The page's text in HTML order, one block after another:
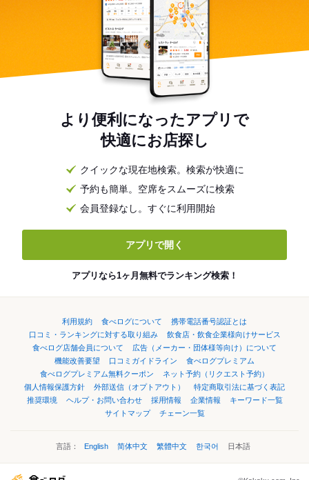
より便利になったアプリで
快適にお店探し
クイックな現在地検索。検索が快適に
予約も簡単。空席をスムーズに検索
会員登録なし。すぐに利用開始
アプリで開く
アプリなら1ヶ月無料でランキング検索！
利用規約 食べログについて
携帯電話番号認証とは
口コミ・ランキングに対する取り組み
飲食店・飲食企業様向けサービス
食べログ店舗会員について
広告（メーカー・団体様等向け）について
機能改善要望
口コミガイドライン
食べログプレミアム
食べログプレミアム無料クーポン
ネット予約（リクエスト予約）
個人情報保護方針
外部送信（オプトアウト）
特定商取引法に基づく表記
推奨環境
ヘルプ・お問い合わせ 採用情報 企業情報
キーワード一覧
サイトマップ
チェーン一覧
言語： English 简体中文 繁體中文 한국어 日本語